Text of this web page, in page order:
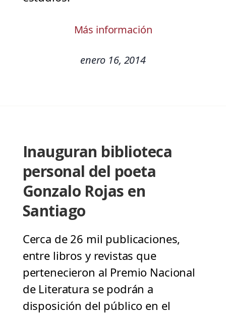
Más información
enero 16, 2014
Inauguran biblioteca
personal del poeta
Gonzalo Rojas en
Santiago
Cerca de 26 mil publicaciones,
entre libros y revistas que
pertenecieron al Premio Nacional
de Literatura se podrán a
disposición del público en el